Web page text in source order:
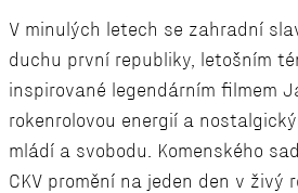
V minulých letech se zahradní
duchu první republiky, letošním
inspirované legendárním filmem
rokenrolovou energií a
mládí a svobodu. Komenského
CKV promění na jeden den v živý